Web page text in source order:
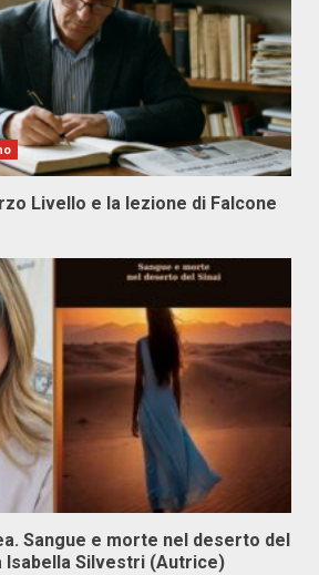
Livello e la lezione di Falcone
Sangue e morte nel deserto del
Isabella Silvestri (Autrice)